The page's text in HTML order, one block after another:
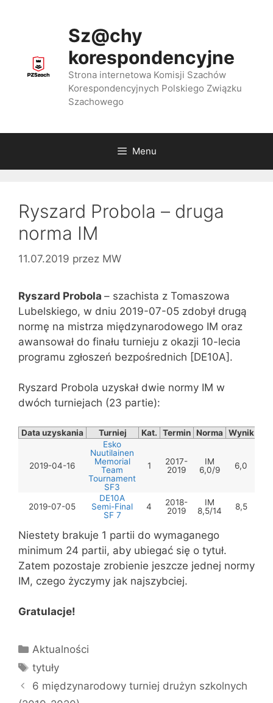
Sz@chy
korespondencyjne
Strona internetowa Komisji Szachów
Korespondencyjnych Polskiego Związku
Szachowego
Menu
Ryszard Probola – druga
norma IM
11.07.2019 przez MW
Ryszard Probola – szachista z Tomaszowa
Lubelskiego, w dniu 2019-07-05 zdobył drugą
normę na mistrza międzynarodowego IM oraz
awansował do finału turnieju z okazji 10-lecia
programu zgłoszeń bezpośrednich [DE10A].
Ryszard Probola uzyskał dwie normy IM w
dwóch turniejach (23 partie):
Data uzyskania Turniej Kat. Termin Norma Wynik
2019-04-16
Esko
Nuutilainen
Memorial
Team
Tournament
SF3
1
2017-
2019
IM
6,0/9
6,0
2019-07-05
DE10A
Semi-Final
SF 7
4
2018-
2019
IM
8,5/14
8,5
Niestety brakuje 1 partii do wymaganego
minimum 24 partii, aby ubiegać się o tytuł.
Zatem pozostaje zrobienie jeszcze jednej normy
IM, czego życzymy jak najszybciej.
Gratulacje!
Kategorie
Aktualności
Tagi
tytuły
6 międzynarodowy turniej drużyn szkolnych